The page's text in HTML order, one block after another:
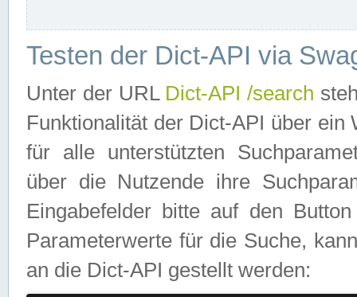
Testen der Dict-API via
Unter der URL Dict-API /search
Funktionalität der Dict-API über
für alle unterstützten
über die Nutzende ihre
Eingabefelder bitte auf den
Parameterwerte für die Suche,
an die Dict-API gestellt werden: